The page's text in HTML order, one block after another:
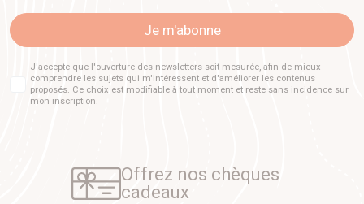
Je m'abonne
J'accepte que l'ouverture des newsletters soit mesurée, afin de mieux
comprendre les sujets qui m'intéressent et d'améliorer les contenus
proposés. Ce choix est modifiable à tout moment et reste sans incidence sur
mon inscription.
Offrez nos chèques
cadeaux